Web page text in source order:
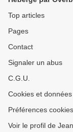
Top articles
Pages
Contact
Signaler un abus
C.G.U.
Cookies et
Préférences cookies
Voir le profil de